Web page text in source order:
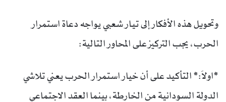
وتحويل هذه الأفكار إلى تيار شعبي يواجه دعاة استمرار
الحرب، يجب التركيز على المحاور التالية:
*اولاَ:* التأكيد على أن خيار استمرار الحرب يعني تلاشي
الدولة السودانية من الخارطة، بينما العقد الاجتماعي